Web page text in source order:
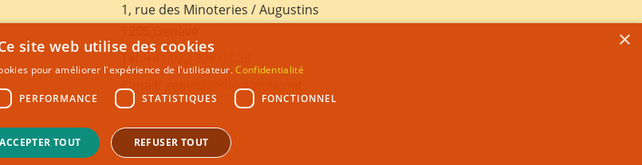
1, rue des Minoteries / Augustins
E-mail:
geneva@sivananda.net
×
site web utilise des cookies
pour améliorer l'expérience de l'utilisateur.Confidentialité
PERFORMANCE STATISTIQUES FONCTIONNEL
ACCEPTER TOUT REFUSER TOUT